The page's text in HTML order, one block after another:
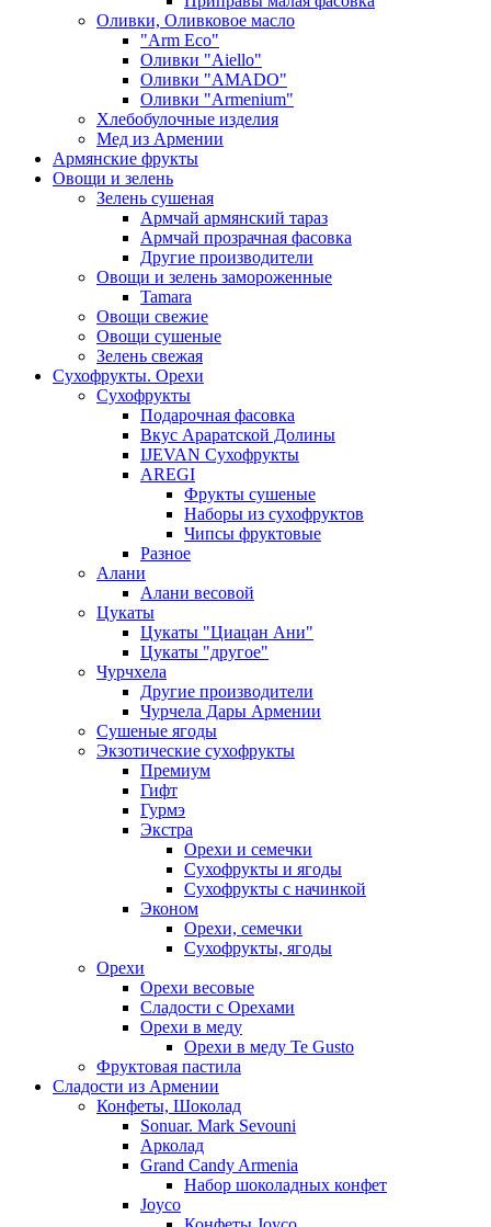
Оливки, Оливковое масло
"Arm Eco"
Оливки "Aiello"
Оливки "AMADO"
Оливки "Armenium"
Хлебобулочные изделия
Мед из Армении
Армянские фрукты
Овощи и зелень
Зелень сушеная
Армчай армянский тараз
Армчай прозрачная фасовка
Другие производители
Овощи и зелень замороженные
Tamara
Овощи свежие
Овощи сушеные
Зелень свежая
Сухофрукты. Орехи
Сухофрукты
Подарочная фасовка
Вкус Араратской Долины
IJEVAN Сухофрукты
AREGI
Фрукты сушеные
Наборы из сухофруктов
Чипсы фруктовые
Разное
Алани
Алани весовой
Цукаты
Цукаты "Циацан Ани"
Цукаты "другое"
Чурчхела
Другие производители
Чурчела Дары Армении
Сушеные ягоды
Экзотические сухофрукты
Премиум
Гифт
Гурмэ
Экстра
Орехи и семечки
Сухофрукты и ягоды
Сухофрукты с начинкой
Эконом
Орехи, семечки
Сухофрукты, ягоды
Орехи
Орехи весовые
Сладости с Орехами
Орехи в меду
Орехи в меду Te Gusto
Фруктовая пастила
Сладости из Армении
Конфеты, Шоколад
Sonuar. Mark Sevouni
Арколад
Grand Candy Armenia
Набор шоколадных конфет
Joyco